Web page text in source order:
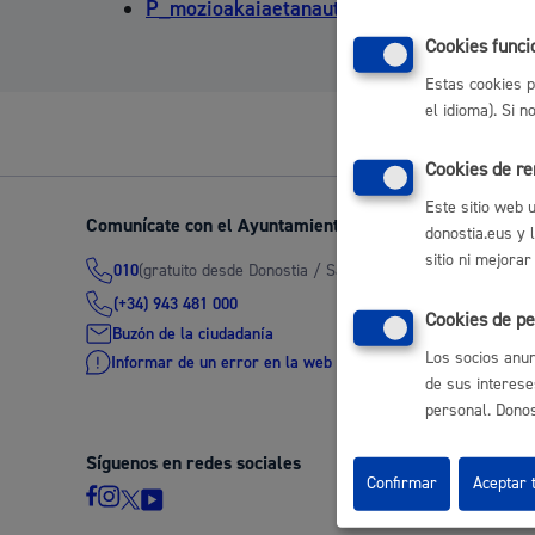
Seguridad ciudadana y emergencias
Salud Pública, animales y consumo
Infancia y juventud
P_mozioakaiaetanautikoarenerabilera.pdf
Comunícate con el Ayuntamiento de Donostia / San
010(gratuito desde Donostia / San Sebastián)
(+34) 943 481 000
Buzón de la ciudadanía
Informar de un error en la web
Síguenos en redes sociales
Cookies
Estas cookies
el idioma). Si
Cookies de
Este sitio web
donostia.eus y
sitio ni mejorar
Cookies de
Los socios
de sus
personal.
Confirmar Aceptar